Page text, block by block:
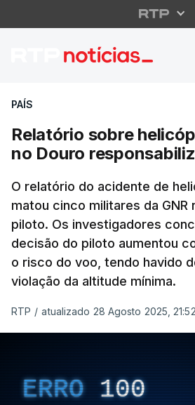
Relatório
PAÍS
Relatório sobre
no Douro
O relatório do acidente de
matou cinco militares da GNR
piloto. Os investigadores
decisão do piloto aumentou
o risco do voo, tendo havido
violação da altitude mínima.
RTP / atualizado 28 Agosto 2025, 21:52
ERRO 100